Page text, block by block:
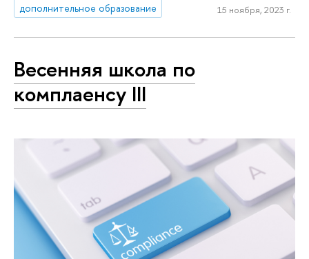
дополнительное образование
15 ноября, 2023 г.
Весенняя школа по
комплаенсу III